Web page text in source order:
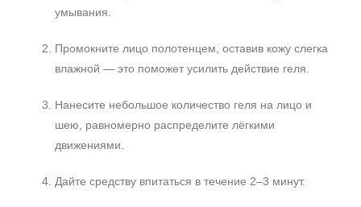
умывания.
Промокните лицо полотенцем, оставив кожу слегка
влажной — это поможет усилить действие геля.
Нанесите небольшое количество геля на лицо и
шею, равномерно распределите лёгкими
движениями.
Дайте средству впитаться в течение 2–3 минут.